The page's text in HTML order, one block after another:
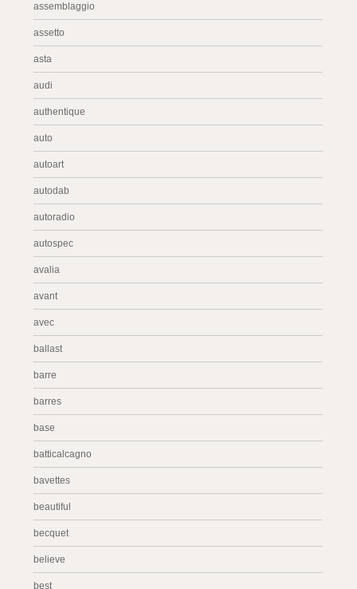
assemblaggio
assetto
asta
audi
authentique
auto
autoart
autodab
autoradio
autospec
avalia
avant
avec
ballast
barre
barres
base
batticalcagno
bavettes
beautiful
becquet
believe
best